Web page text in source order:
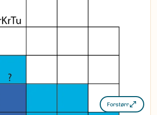
Forstørr